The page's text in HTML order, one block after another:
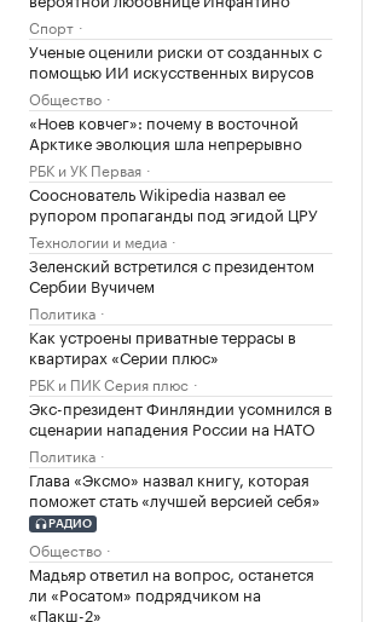
Спорт
Ученые оценили риски от созданных с
помощью ИИ искусственных вирусов
Общество
«Ноев ковчег»: почему в восточной
Арктике эволюция шла непрерывно
РБК и УК Первая
Сооснователь Wikipedia назвал ее
рупором пропаганды под эгидой ЦРУ
Технологии и медиа
Зеленский встретился с президентом
Сербии Вучичем
Политика
Как устроены приватные террасы в
квартирах «Серии плюс»
РБК и ПИК Серия плюс
Экс-президент Финляндии усомнился в
сценарии нападения России на НАТО
Политика
Глава «Эксмо» назвал книгу, которая
поможет стать «лучшей версией себя»
РАДИО
Общество
Мадьяр ответил на вопрос, останется
ли «Росатом» подрядчиком на
«Пакш-2»